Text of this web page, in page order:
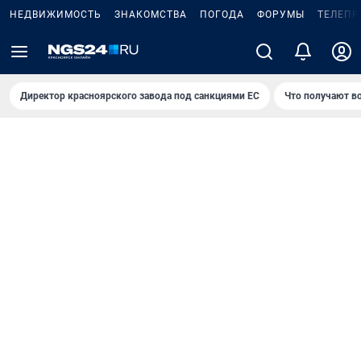
НЕДВИЖИМОСТЬ ЗНАКОМСТВА ПОГОДА ФОРУМЫ
Директор красноярского завода под санкциями ЕС Что получают